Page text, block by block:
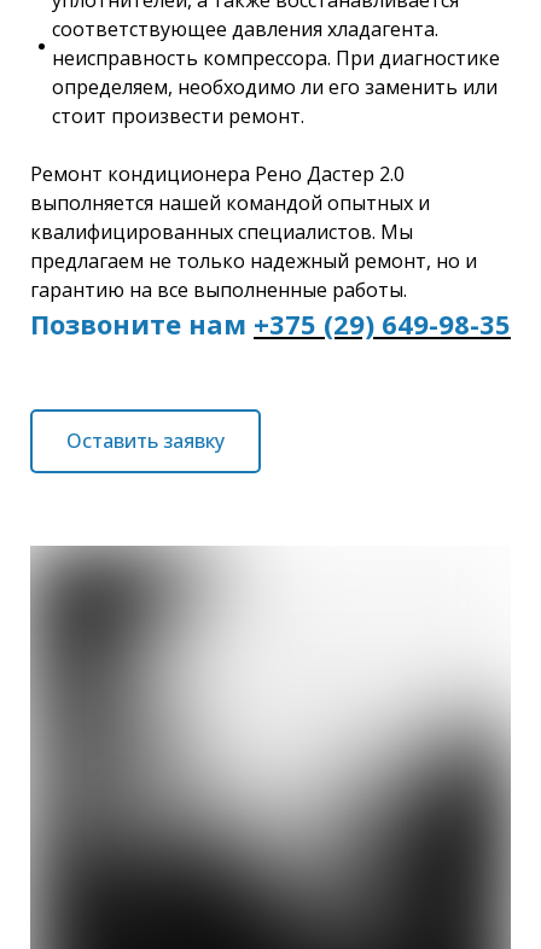
соответствующее давления хладагента.
неисправность компрессора. При диагностике
определяем, необходимо ли его заменить или
стоит произвести ремонт.
Ремонт кондиционера Рено Дастер 2.0
выполняется нашей командой опытных и
квалифицированных специалистов. Мы
предлагаем не только надежный ремонт, но и
гарантию на все выполненные работы.
Позвоните нам +375 (29) 649-98-35
Оставить заявку